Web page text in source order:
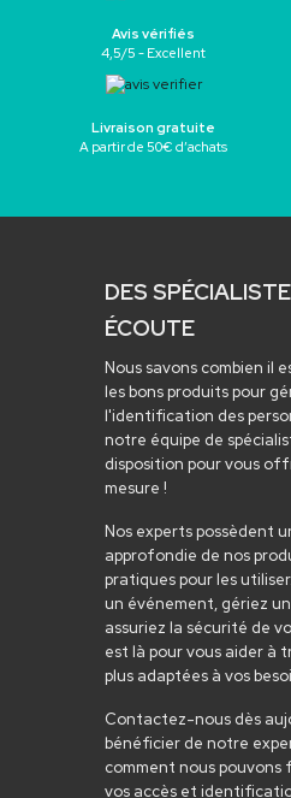
Avis vérifiés
4,5/5 - Excellent
Livraison gratuite
A partir de 50€ d’achats
DES
ÉCOUTE
Nous savons combien il
les bons produits pour
l'identification des
notre équipe de
disposition pour vous
mesure !
Nos experts possèdent
approfondie de nos
pratiques pour les
un événement, gériez
assuriez la sécurité de
est là pour vous aider à
plus adaptées à vos
Contactez-nous dès
bénéficier de notre
comment nous
vos accès et